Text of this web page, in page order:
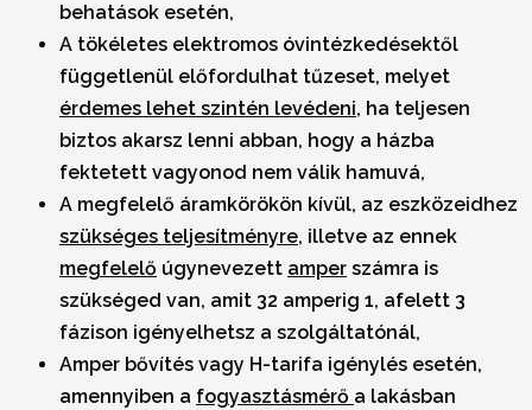
behatások esetén,
A tökéletes elektromos óvintézkedésektől
függetlenül előfordulhat tűzeset, melyet
érdemes lehet szintén levédeni, ha teljesen
biztos akarsz lenni abban, hogy a házba
fektetett vagyonod nem válik hamuvá,
A megfelelő áramkörökön kívül, az eszközeidhez
szükséges teljesítményre, illetve az ennek
megfelelő úgynevezett amper számra is
szükséged van, amit 32 amperig 1, afelett 3
fázison igényelhetsz a szolgáltatónál,
Amper bővítés vagy H-tarifa igénylés esetén,
amennyiben a fogyasztásmérő a lakásban